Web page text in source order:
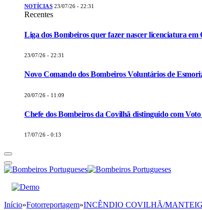
NOTÍCIAS 23/07/26 - 22:31
Recentes
Liga dos Bombeiros quer fazer nascer licenciatura em
23/07/26 - 22:31
Novo Comando dos Bombeiros Voluntários de
20/07/26 - 11:09
Chefe dos Bombeiros da Covilhã distinguido com
17/07/26 - 0:13
Início»Fotorreportagem»INCÊNDIO COVILHÃ/